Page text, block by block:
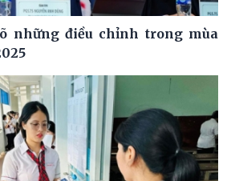
những điều chỉnh trong mùa